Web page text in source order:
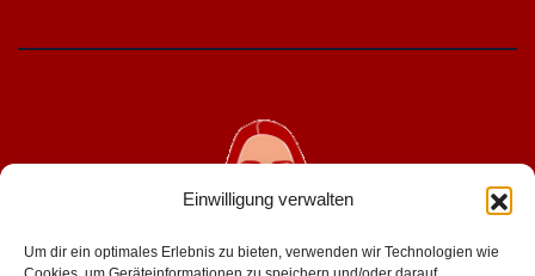
Einwilligung verwalten
Um dir ein optimales Erlebnis zu bieten, verwenden wir Technologien wie